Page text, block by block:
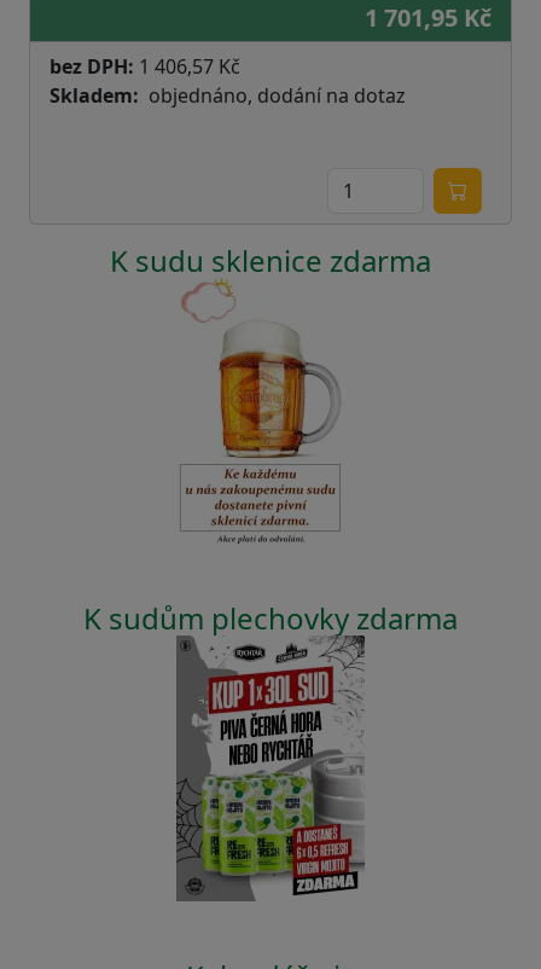
1 701,95 Kč
bez DPH: 1 406,57 Kč
Skladem
objednáno, dodání na dotaz
K sudu sklenice zdarma
K sudům plechovky zdarma